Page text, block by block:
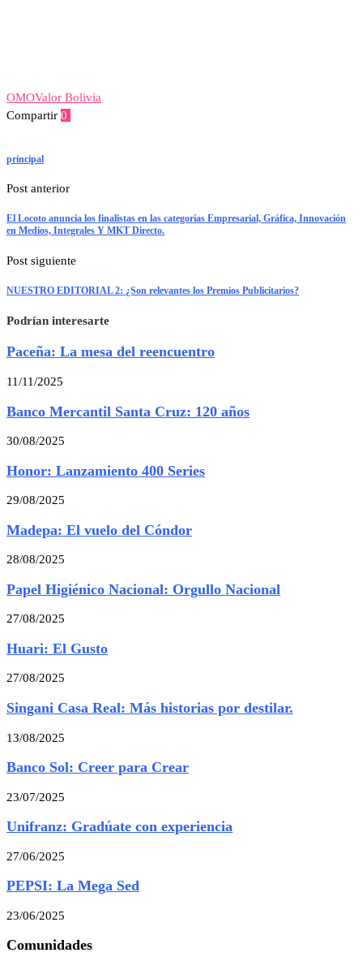
OMOValor Bolivia
Compartir 0
principal
Post anterior
El Locoto anuncia los finalistas en las categorías Empresarial, Gráfica, Innovación
en Medios, Integrales Y MKT Directo.
Post siguiente
NUESTRO EDITORIAL 2: ¿Son relevantes los Premios Publicitarios?
Podrían interesarte
Paceña: La mesa del reencuentro
11/11/2025
Banco Mercantil Santa Cruz: 120 años
30/08/2025
Honor: Lanzamiento 400 Series
29/08/2025
Madepa: El vuelo del Cóndor
28/08/2025
Papel Higiénico Nacional: Orgullo Nacional
27/08/2025
Huari: El Gusto
27/08/2025
Singani Casa Real: Más historias por destilar.
13/08/2025
Banco Sol: Creer para Crear
23/07/2025
Unifranz: Gradúate con experiencia
27/06/2025
PEPSI: La Mega Sed
23/06/2025
Comunidades